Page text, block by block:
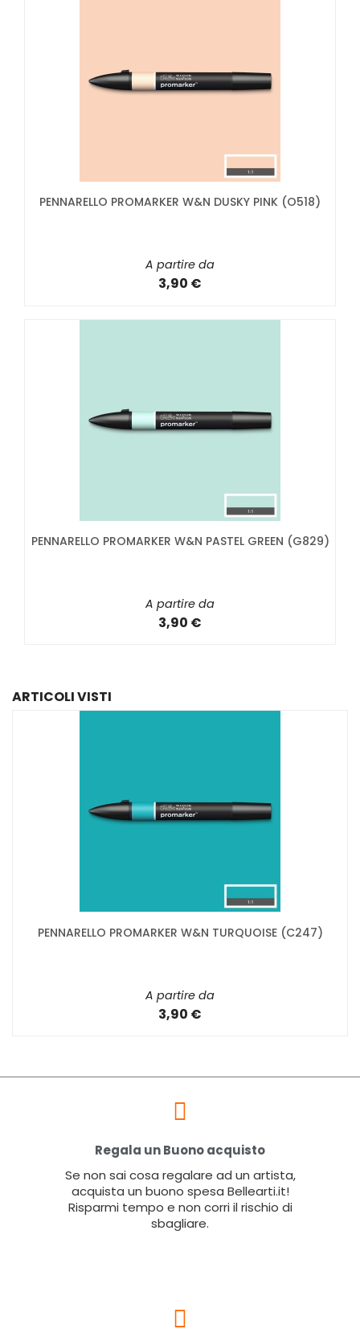
PENNARELLO PROMARKER W&N DUSKY PINK (O518)
A partire da
3,90 €
PENNARELLO PROMARKER W&N PASTEL GREEN (G829)
A partire da
3,90 €
ARTICOLI VISTI
PENNARELLO PROMARKER W&N TURQUOISE (C247)
A partire da
3,90 €
Regala un Buono acquisto
Se non sai cosa regalare ad un artista,
acquista un buono spesa Bellearti.it!
Risparmi tempo e non corri il rischio di
sbagliare.